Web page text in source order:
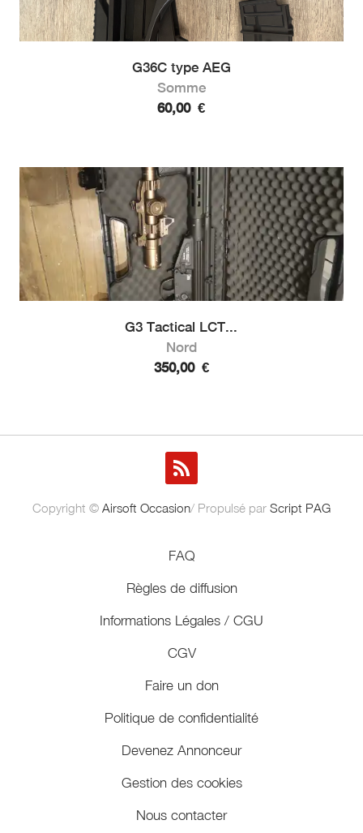
G36C type AEG
Somme
60,00 €
G3 Tactical LCT...
Nord
350,00 €
Copyright © Airsoft Occasion/ Propulsé par Script PAG
FAQ
Règles de diffusion
Informations Légales / CGU
CGV
Faire un don
Politique de confidentialité
Devenez Annonceur
Gestion des cookies
Nous contacter